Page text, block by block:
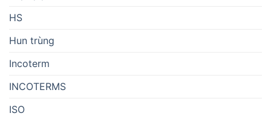
HS
Hun trùng
Incoterm
INCOTERMS
ISO